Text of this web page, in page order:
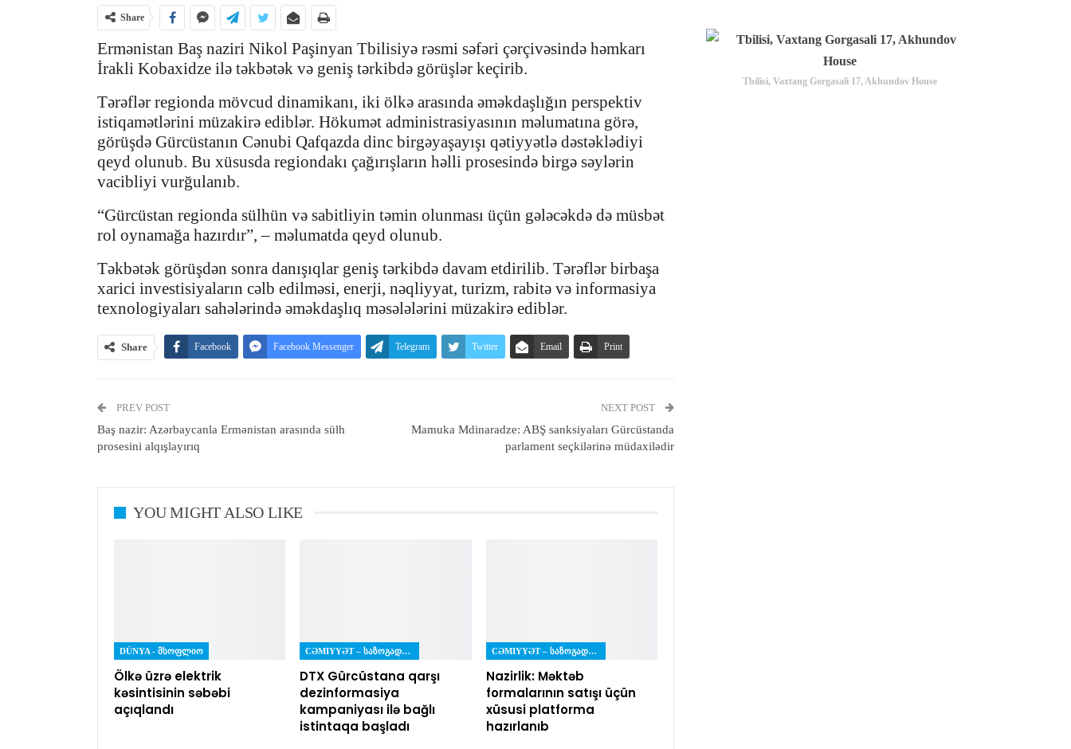
Share
Ermənistan Baş naziri Nikol Paşinyan Tbilisiyə rəsmi səfəri çərçivəsində həmkarı
İrakli Kobaxidze ilə təkbətək və geniş tərkibdə görüşlər keçirib.
Tərəflər regionda mövcud dinamikanı, iki ölkə arasında əməkdaşlığın perspektiv
istiqamətlərini müzakirə ediblər. Hökumət administrasiyasının məlumatına görə,
görüşdə Gürcüstanın Cənubi Qafqazda dinc birgəyaşayışı qətiyyətlə dəstəklədiyi
qeyd olunub. Bu xüsusda regiondakı çağırışların həlli prosesində birgə səylərin
vacibliyi vurğulanıb.
“Gürcüstan regionda sülhün və sabitliyin təmin olunması üçün gələcəkdə də müsbət
rol oynamağa hazırdır”, – məlumatda qeyd olunub.
Təkbətək görüşdən sonra danışıqlar geniş tərkibdə davam etdirilib. Tərəflər birbaşa
xarici investisiyaların cəlb edilməsi, enerji, nəqliyyat, turizm, rabitə və informasiya
texnologiyaları sahələrində əməkdaşlıq məsələlərini müzakirə ediblər.
Share Facebook Facebook Messenger Telegram Twitter Email Print
PREV POST
Baş nazir: Azərbaycanla Ermənistan arasında sülh
prosesini alqışlayırıq
NEXT POST
Mamuka Mdinaradze: ABŞ sanksiyaları Gürcüstanda
parlament seçkilərinə müdaxilədir
YOU MIGHT ALSO LIKE
DÜNYA - ᲛᲡᲝᲤᲚᲘᲝ
Ölkə üzrə elektrik
kəsintisinin səbəbi
açıqlandı
CƏMIYYƏT – ᲡᲐᲖᲝᲒᲐᲓᲝᲔᲑᲐ
DTX Gürcüstana qarşı
dezinformasiya
kampaniyası ilə bağlı
istintaqa başladı
CƏMIYYƏT – ᲡᲐᲖᲝᲒᲐᲓᲝᲔᲑᲐ
Nazirlik: Məktəb
formalarının satışı üçün
xüsusi platforma
hazırlanıb
Tbilisi, Vaxtang Gorgasali 17, Akhundov House